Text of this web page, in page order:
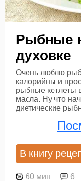
Рыбные
духовке
Очень люблю
калорийны и
рыбные котлеты
масла. Ну что
диетические
В книгу
60 мин 6